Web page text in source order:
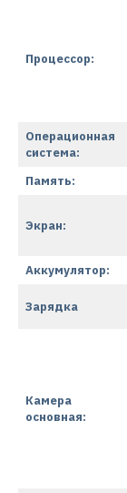
Процессор:
Операционная
система:
Память:
Экран:
Аккумулятор:
Зарядка
Камера
основная: